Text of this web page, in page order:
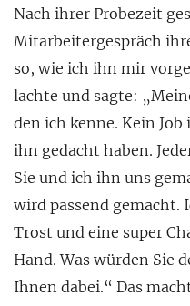
Nach ihrer Probezeit
Mitarbeitergespräch
so, wie ich ihn mir
lachte und sagte:
den ich kenne. Kein
ihn gedacht haben.
Sie und ich ihn uns
wird passend gemacht.
Trost und eine super
Hand. Was würden Sie
Ihnen dabei.“ Das